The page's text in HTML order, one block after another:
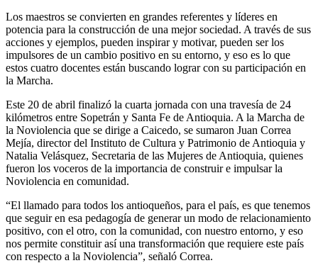
Los maestros se convierten en grandes referentes y líderes en
potencia para la construcción de una mejor sociedad. A través de sus
acciones y ejemplos, pueden inspirar y motivar, pueden ser los
impulsores de un cambio positivo en su entorno, y eso es lo que
estos cuatro docentes están buscando lograr con su participación en
la Marcha.
Este 20 de abril finalizó la cuarta jornada con una travesía de 24
kilómetros entre Sopetrán y Santa Fe de Antioquia. A la Marcha de
la Noviolencia que se dirige a Caicedo, se sumaron Juan Correa
Mejía, director del Instituto de Cultura y Patrimonio de Antioquia y
Natalia Velásquez, Secretaria de las Mujeres de Antioquia, quienes
fueron los voceros de la importancia de construir e impulsar la
Noviolencia en comunidad.
“El llamado para todos los antioqueños, para el país, es que tenemos
que seguir en esa pedagogía de generar un modo de relacionamiento
positivo, con el otro, con la comunidad, con nuestro entorno, y eso
nos permite constituir así una transformación que requiere este país
con respecto a la Noviolencia”, señaló Correa.